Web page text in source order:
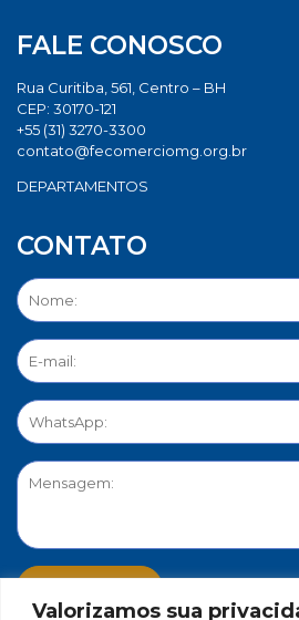
Valorizamos sua
FALE CONOSCO
Rua Curitiba, 561, Centro – BH
CEP: 30170-121
+55 (31) 3270-3300
contato@fecomerciomg.org.br
DEPARTAMENTOS
CONTATO